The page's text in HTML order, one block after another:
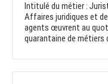
Intitulé du métier :
Affaires juridiques et
agents œuvrent au
quarantaine de métiers